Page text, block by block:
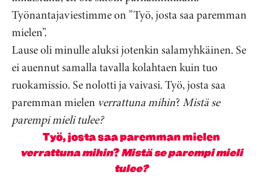
Työnantajaviestimme on ”Työ, josta saa paremman
mielen”.
Lause oli minulle aluksi jotenkin salamyhkäinen. Se
ei auennut samalla tavalla kolahtaen kuin tuo
ruokamissio. Se nolotti ja vaivasi. Työ, josta saa
paremman mielen verrattuna mihin?Mistä se
parempi mieli tulee?
Työ, josta saa paremman mielen
verrattuna mihin?Mistä se parempi mieli
tulee?